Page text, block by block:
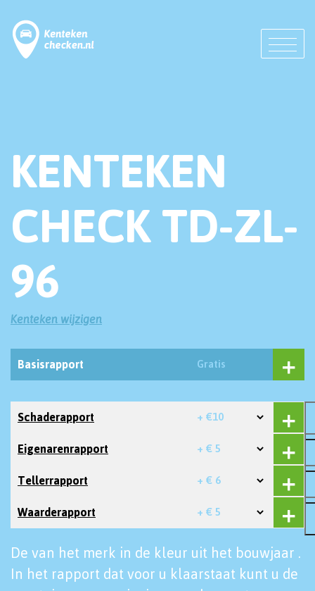
KENTEKEN
CHECK TD-ZL-
96
Kenteken wijzigen
Basisrapport Gratis
Schaderapport + €10
Eigenarenrapport + € 5
Tellerrapport + € 6
Waarderapport + € 5
De van het merk in de kleur uit het bouwjaar .
In het rapport dat voor u klaarstaat kunt u de